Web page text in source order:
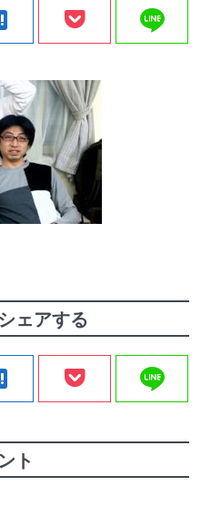
line
ェアする
line
ト